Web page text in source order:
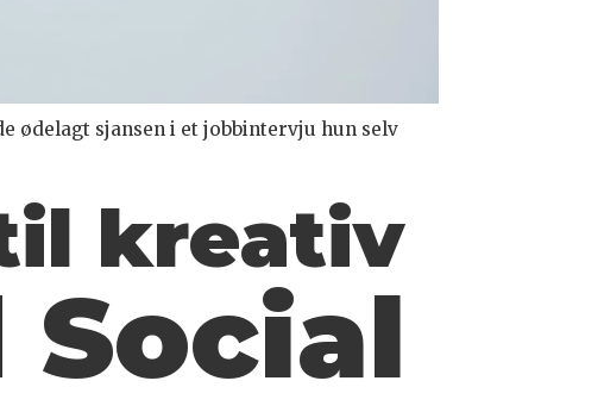
ødelagt sjansen i et jobbintervju hun selv
kreativ
Social